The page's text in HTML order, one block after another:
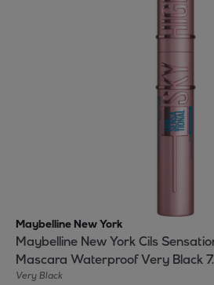
Maybelline New York
Maybelline New York Cils
Mascara Waterproof Very Black
Very Black